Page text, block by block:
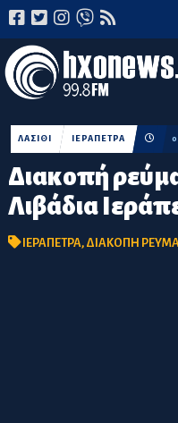
Διακοπή
Λιβάδια
ΛΑΣΙΘΙ ΙΕΡΑΠΕΤΡΑ
ΙΕΡΑΠΕΤΡΑ, ΔΙΑΚΟΠΗ